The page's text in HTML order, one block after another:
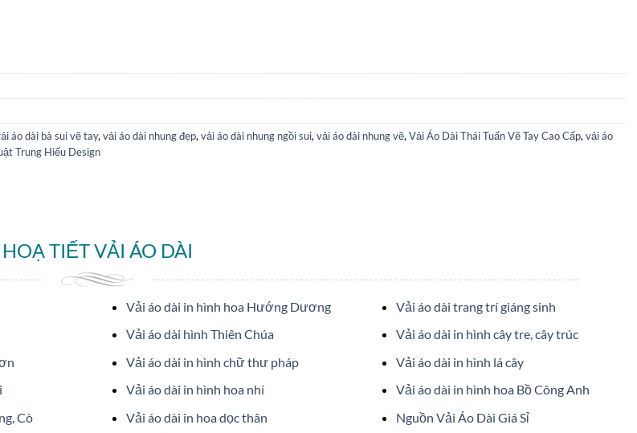
áo dài bà sui vẽ tay, vải áo dài nhung đẹp, vải áo dài nhung ngồi sui, vải áo dài nhung vẽ, Vải Áo Dài Thái Tuấn Vẽ Tay Cao Cấp, vải áo
Trung Hiếu Design
HOẠ TIẾT VẢI ÁO DÀI
Cò
Vải áo dài in hình hoa Hướng Dương
Vải áo dài hình Thiên Chúa
Vải áo dài in hình chữ thư pháp
Vải áo dài in hình hoa nhí
Vải áo dài in hoa dọc thân
Vải áo dài trang trí giáng sinh
Vải áo dài in hình cây tre, cây trúc
Vải áo dài in hình lá cây
Vải áo dài in hình hoa Bồ Công Anh
Nguồn Vải Áo Dài Giá Sỉ